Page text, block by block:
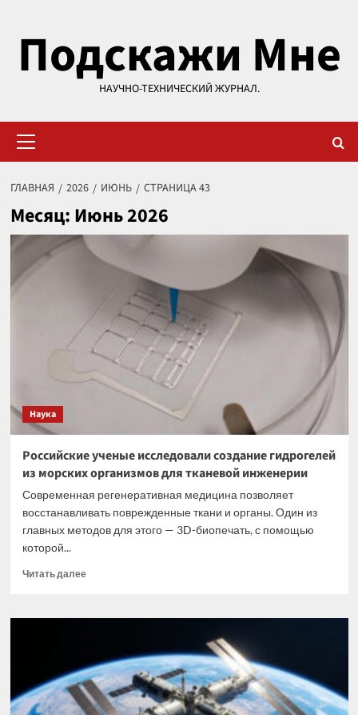
содержимому
Подскажи Мне
НАУЧНО-ТЕХНИЧЕСКИЙ ЖУРНАЛ.
меню
ГЛАВНАЯ 2026 ИЮНЬ СТРАНИЦА 43
Месяц: Июнь 2026
Наука
Российские ученые исследовали создание гидрогелей
из морских организмов для тканевой инженерии
Современная регенеративная медицина позволяет
восстанавливать поврежденные ткани и органы. Один из
главных методов для этого — 3D-биопечать, с помощью
которой...
Читать далееПрочитать
Российские
создание
гидрогелей
из
морских